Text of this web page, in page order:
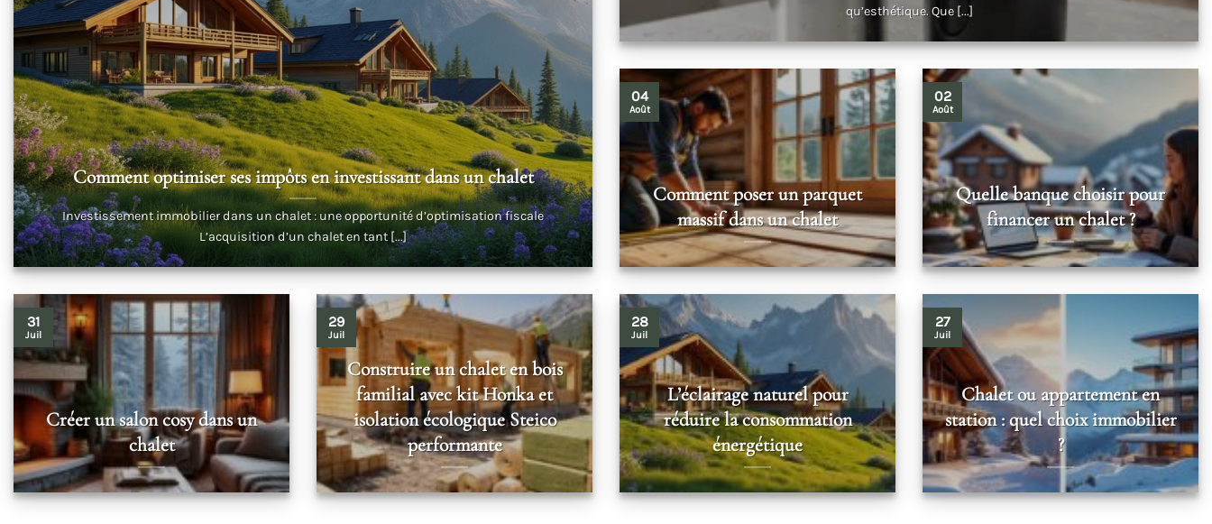
Comment optimiser ses impôts en investissant dans un chalet
Investissement immobilier dans un chalet : une opportunité d’optimisation fiscale
L’acquisition d’un chalet en tant [...]
qu’esthétique. Que [...]
Comment poser un parquet
massif dans un chalet
04
Août
Quelle banque choisir pour
financer un chalet ?
02
Août
Créer un salon cosy dans un
chalet
31
Juil
Construire un chalet en bois
familial avec kit Honka et
isolation écologique Steico
performante
29
Juil
L’éclairage naturel pour
réduire la consommation
énergétique
28
Juil
Chalet ou appartement en
station : quel choix immobilier
?
27
Juil